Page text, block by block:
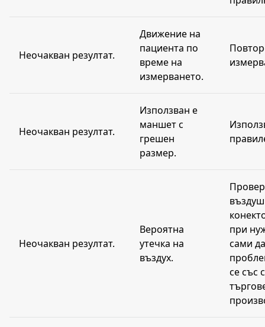
Неочакван резултат.
Движение на
пациента по
време на
измерването.
Неочакван резултат.
Използван е
маншет с
грешен
размер.
Неочакван резултат.
Вероятна
утечка на
въздух.
при
сами
се със